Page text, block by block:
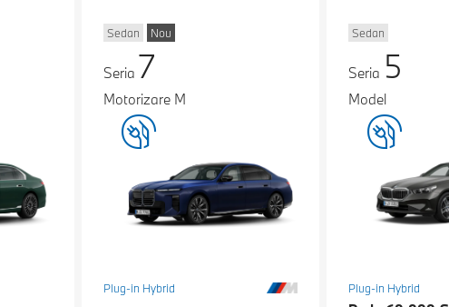
Sedan Nou
Seria 7
Motorizare M
Plug-in Hybrid
Sedan
Seria 5
Model
Plug-in Hybrid